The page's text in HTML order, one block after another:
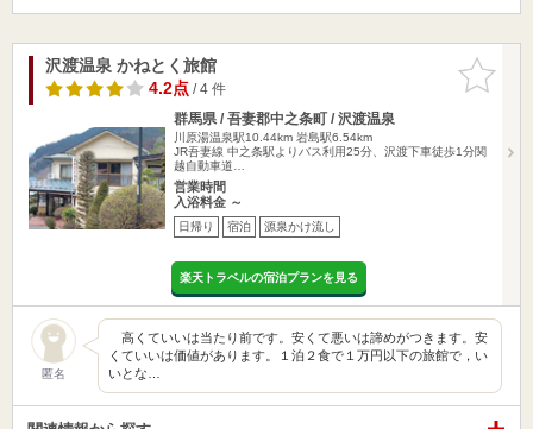
お気に入
りに追加
沢渡温泉 かねとく旅館
4.2点/ 4 件
群馬県 / 吾妻郡中之条町 / 沢渡温泉
川原湯温泉駅10.44km 岩島駅6.54km
JR吾妻線 中之条駅よりバス利用25分、沢渡下車徒歩1分関
越自動車道…
営業時間
入浴料金 ～
日帰り 宿泊 源泉かけ流し
楽天トラベルの宿泊プランを見る
匿名
高くていいは当たり前です。安くて悪いは諦めがつきます。安
くていいは価値があります。１泊２食で１万円以下の旅館で，い
いとな…